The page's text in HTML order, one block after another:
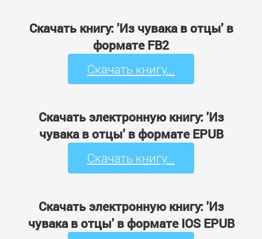
Скачать книгу: 'Из чувака в отцы' в
формате FB2
Скачать книгу...
Скачать электронную книгу: 'Из
чувака в отцы' в формате EPUB
Скачать книгу...
Скачать электронную книгу: 'Из
чувака в отцы' в формате IOS EPUB